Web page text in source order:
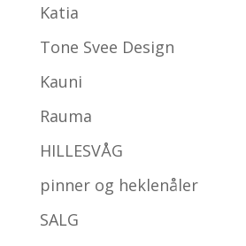
Katia
Tone Svee Design
Kauni
Rauma
HILLESVÅG
pinner og heklenåler
SALG